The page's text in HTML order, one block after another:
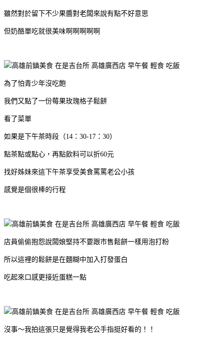
雖然對於留下不少果醬對老闆來說有點不好意思
但奶酪單吃就很美味啊啊啊啊啊
為了怕青少年沒吃飽
我們又點了一份莓果玫瑰格子鬆餅
看了菜單
如果是下午茶時段（14：30-17：30）
點茶點或點心，再點飲料可以折60元
找好姊妹來這下午茶享受美食罵罵老公小孩
感覺是個很棒的行程
店員偷偷抱怨說闆娘堅持不要跟市售鬆餅一樣用泡打粉
所以這裡的鬆餅是在麵糊中加入打發蛋白
吃起來口感更接近蛋糕一點
沒事～我拍這張只是覺得我老公手指挺好看的！！